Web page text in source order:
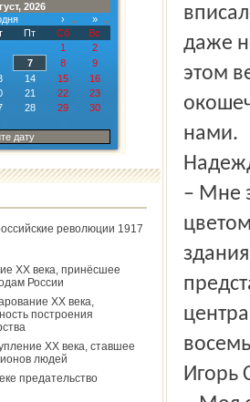
2026
›
»
Пт Сб
Вс
1
2
7 8
9
14 15
16
21 22
23
28 29
30
дату
революции 1917
ХХ века, принёсшее
России
ХХ века,
построения
ХХ века, ставшее
людей
предательство
даже
этом
нами.
– Мне
Игорь